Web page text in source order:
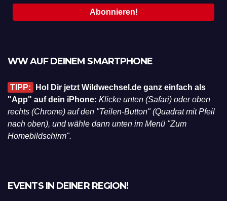
WW AUF DEINEM SMARTPHONE
TIPP:
Hol Dir jetzt Wildwechsel.de ganz einfach als
"App" auf dein iPhone: Klicke unten (Safari) oder oben
rechts (Chrome) auf den "Teilen-Button" (Quadrat mit Pfeil
nach oben), und wähle dann unten im Menü "Zum
Homebildschirm".
EVENTS IN DEINER REGION!